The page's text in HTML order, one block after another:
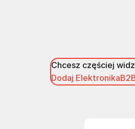
Chcesz częściej
Dodaj